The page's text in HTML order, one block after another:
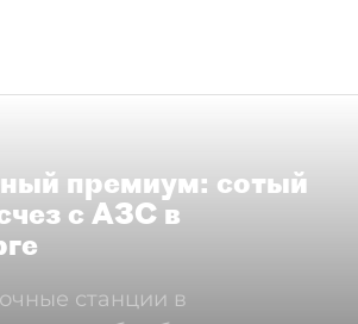
премиум: сотый
с АЗС в
станции в